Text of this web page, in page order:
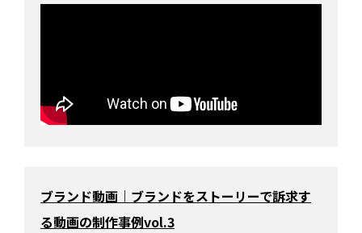
ブランド動画｜ブランドをストーリーで訴求す
る動画の制作事例vol.3